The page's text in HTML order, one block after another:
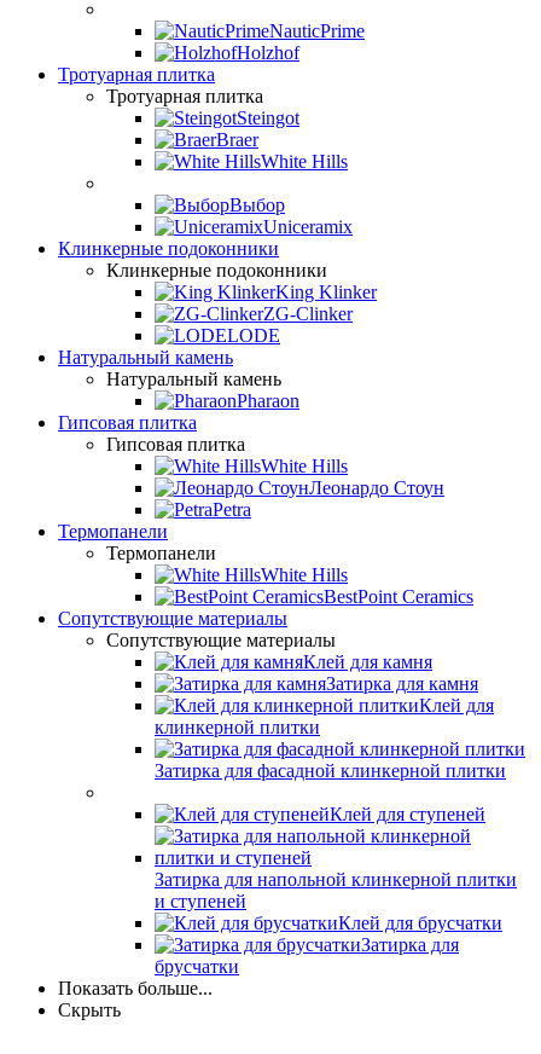
NauticPrime
Holzhof
Тротуарная плитка
Тротуарная плитка
Steingot
Braer
White Hills
Выбор
Uniceramix
Клинкерные подоконники
Клинкерные подоконники
King Klinker
ZG-Clinker
LODE
Натуральный камень
Натуральный камень
Pharaon
Гипсовая плитка
Гипсовая плитка
White Hills
Леонардо Стоун
Petra
Термопанели
Термопанели
White Hills
BestPoint Ceramics
Сопутствующие материалы
Сопутствующие материалы
Клей для камня
Затирка для камня
Клей для
клинкерной плитки
Затирка для фасадной клинкерной плитки
Клей для ступеней
Затирка для напольной клинкерной плитки
и ступеней
Клей для брусчатки
Затирка для
брусчатки
Показать больше...
Скрыть